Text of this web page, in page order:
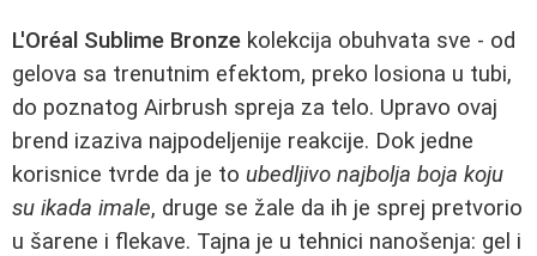
L'Oréal Sublime Bronze kolekcija obuhvata sve - od
gelova sa trenutnim efektom, preko losiona u tubi,
do poznatog Airbrush spreja za telo. Upravo ovaj
brend izaziva najpodeljenije reakcije. Dok jedne
korisnice tvrde da je to ubedljivo najbolja boja koju
su ikada imale, druge se žale da ih je sprej pretvorio
u šarene i flekave. Tajna je u tehnici nanošenja: gel i